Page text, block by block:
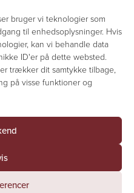
bruger vi teknologier som
til enhedsoplysninger. Hvis
kan vi behandle data
ID'er på dette websted.
trækker dit samtykke tilbage,
på visse funktioner og